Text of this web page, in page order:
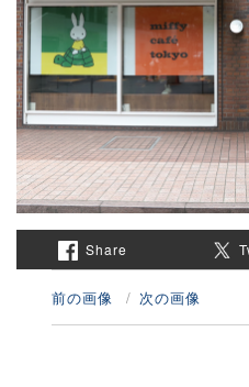
Share
前の画像 次の画像